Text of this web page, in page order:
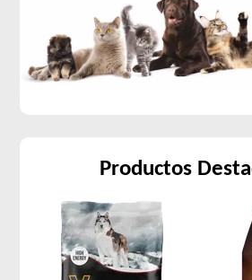
Productos